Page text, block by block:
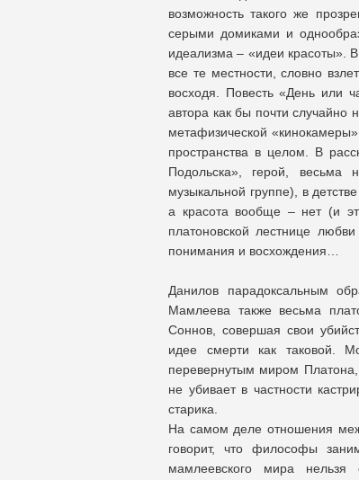
возможность такого же
серыми домиками и
идеализма – «идеи красоты».
все те местности, словно
восходя. Повесть «День или
автора как бы почти случайно
метафизической
пространства в целом. В
Подольска», герой,
музыкальной группе), в
а красота вообще – нет (и
платоновской лестнице
понимания и восхождения…
Данилов парадоксальным
Мамлеева также весьма
Соннов, совершая свои
идее смерти как таковой.
перевернутым миром
не убивает в частности
старика.
На самом деле отношения
говорит, что философы
мамлеевского мира